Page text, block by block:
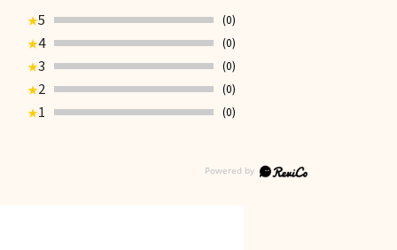
★5
(0)
★4
(0)
★3
(0)
★2
(0)
★1 (0)